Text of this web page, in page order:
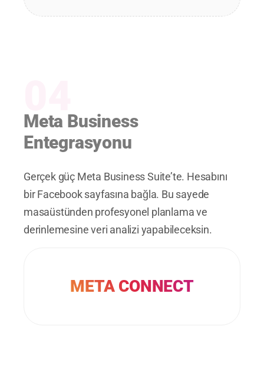
META CONNECT
Meta Business
Entegrasyonu
Gerçek güç Meta Business Suite’te. Hesabını
bir Facebook sayfasına bağla. Bu sayede
masaüstünden profesyonel planlama ve
derinlemesine veri analizi yapabileceksin.